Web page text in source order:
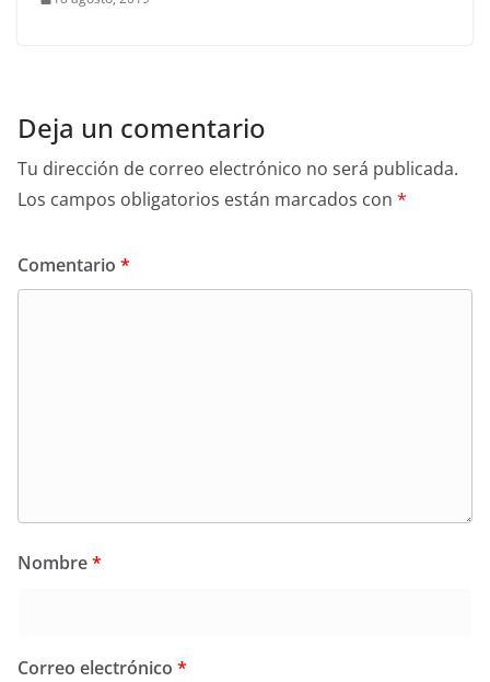
Deja un comentario
Tu dirección de correo electrónico no será publicada.
Los campos obligatorios están marcados con *
Comentario *
Nombre*
Correo electrónico *